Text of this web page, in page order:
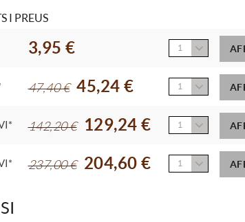
I PREUS
3,95 € 1
47,40 € 45,24 € 1
142,20 € 129,24 € 1
237,00 € 204,60 € 1